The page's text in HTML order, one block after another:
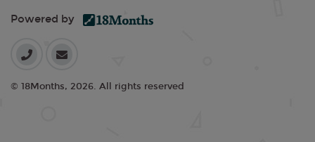
Powered by
© 18Months, 2026. All rights reserved